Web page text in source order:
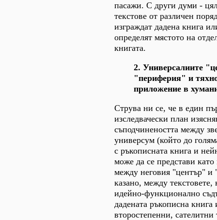
пасажи. С други думи -
текстове от различен
изграждат дадена книга
определят мястото на
книгата.
2. Универсалиите
"периферия" и
приложение в
Струва ни се, че в един
изследвачески план
съподчинеността между
универсум (който до
с ръкописната книга и
може да се представи
между неговия "център" и
казано, между
идейно-функционално
дадената ръкописна книга
второстепенни,